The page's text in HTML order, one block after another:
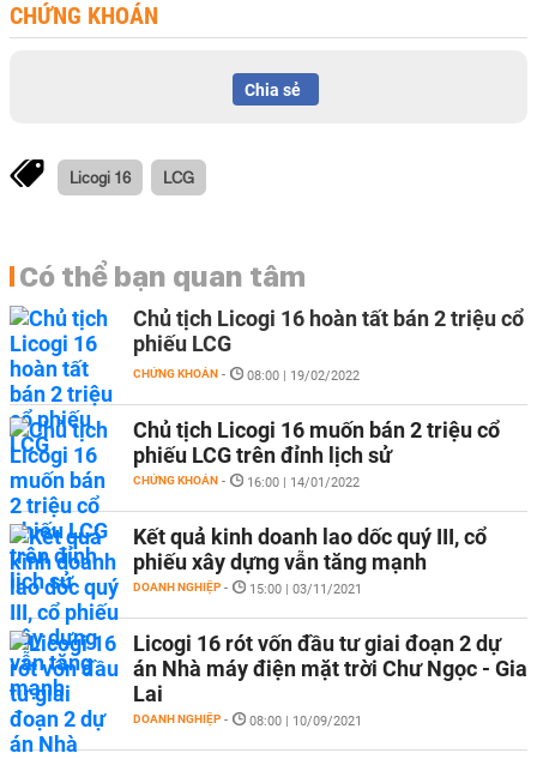
CHỨNG KHOÁN
Chia sẻ
Licogi 16 LCG
Có thể bạn quan tâm
Chủ tịch Licogi 16 hoàn tất bán 2 triệu cổ
phiếu LCG
CHỨNG KHOÁN - 08:00 | 19/02/2022
Chủ tịch Licogi 16 muốn bán 2 triệu cổ
phiếu LCG trên đỉnh lịch sử
CHỨNG KHOÁN - 16:00 | 14/01/2022
Kết quả kinh doanh lao dốc quý III, cổ
phiếu xây dựng vẫn tăng mạnh
DOANH NGHIỆP - 15:00 | 03/11/2021
Licogi 16 rót vốn đầu tư giai đoạn 2 dự
án Nhà máy điện mặt trời Chư Ngọc - Gia
Lai
DOANH NGHIỆP - 08:00 | 10/09/2021